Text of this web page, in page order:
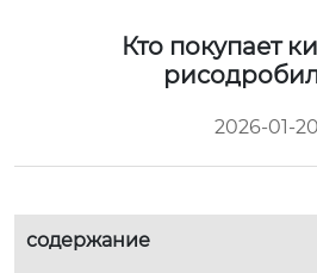
Кто покупает
2026-01-20
содержание